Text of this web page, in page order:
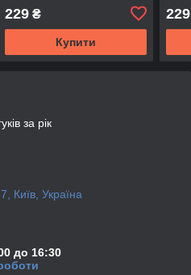
229₴
Купити
229
за рік
Київ, Україна
до 16:30